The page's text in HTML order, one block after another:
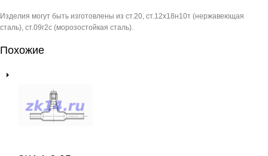
Изделия могут быть изготовлены из ст.20, ст.12х18н10т (нержавеющая
сталь), ст.09г2с (морозостойкая сталь).
Похожие